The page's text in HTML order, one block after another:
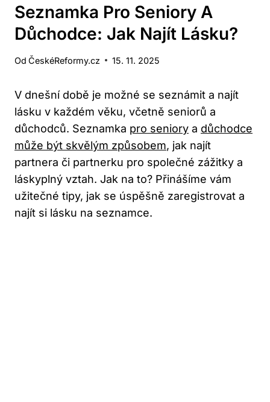
Seznamka Pro Seniory A
Důchodce: Jak Najít Lásku?
Od ČeskéReformy.cz 15. 11. 2025
V dnešní době je možné se seznámit a najít
lásku v každém věku, včetně seniorů a
důchodců. Seznamka pro seniory a důchodce
může být skvělým způsobem, jak najít
partnera či partnerku pro společné zážitky a
láskyplný vztah. Jak na to? Přinášíme vám
užitečné tipy, jak se úspěšně zaregistrovat a
najít si lásku na seznamce.